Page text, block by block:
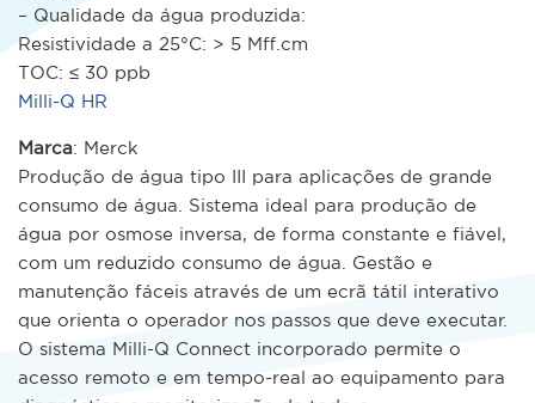
– Qualidade da água produzida:
Resistividade a 25°C: > 5 MΩ.cm
TOC: ≤ 30 ppb
Milli-Q HR
Marca: Merck
Produção de água tipo III para aplicações de grande
consumo de água. Sistema ideal para produção de
água por osmose inversa, de forma constante e fiável,
com um reduzido consumo de água. Gestão e
manutenção fáceis através de um ecrã tátil interativo
que orienta o operador nos passos que deve executar.
O sistema Milli-Q Connect incorporado permite o
acesso remoto e em tempo-real ao equipamento para